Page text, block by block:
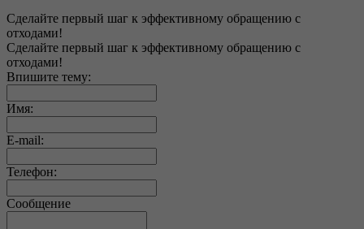
Сделайте первый шаг к эффективному обращению с
отходами!
Сделайте первый шаг к эффективному обращению с
отходами!
Впишите тему:
Имя:
E-mail:
Телефон:
Сообщение